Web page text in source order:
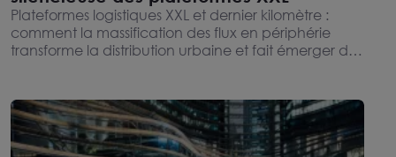
Plateformes logistiques XXL et dernier kilomètre :
comment la massification des flux en périphérie
transforme la distribution urbaine et fait émerger des
chain, e-commerce et immobilier logistique.